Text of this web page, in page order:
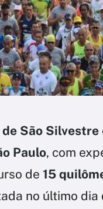
São Silvestre
Paulo, com
de 15
no último dia